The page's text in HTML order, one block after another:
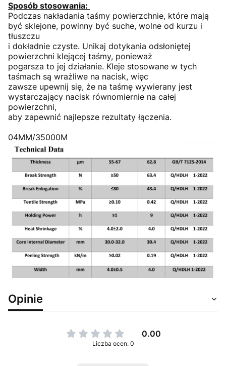
Sposób stosowania:
Podczas nakładania taśmy powierzchnie, które mają
być sklejone, powinny być suche, wolne od kurzu i
tłuszczu
i dokładnie czyste. Unikaj dotykania odsłoniętej
powierzchni klejącej taśmy, ponieważ
pogarsza to jej działanie. Kleje stosowane w tych
taśmach są wrażliwe na nacisk, więc
zawsze upewnij się, że na taśmę wywierany jest
wystarczający nacisk równomiernie na całej
powierzchni,
aby zapewnić najlepsze rezultaty łączenia.
04MM/35000M
Opinie
0.00
Liczba ocen: 0